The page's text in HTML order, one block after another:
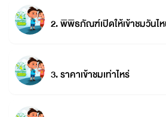
2. พิพิธภัณฑ์เปิดให้เข้าชมวันไ
3. ราคาเข้าชมเท่าไหร่